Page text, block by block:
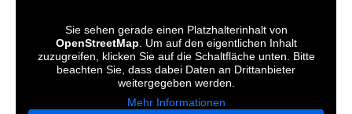
Sie sehen gerade einen Platzhalterinhalt von
OpenStreetMap . Um auf den eigentlichen Inhalt
zuzugreifen, klicken Sie auf die Schaltfläche unten. Bitte
beachten Sie, dass dabei Daten an Drittanbieter
weitergegeben werden.
Mehr Informationen